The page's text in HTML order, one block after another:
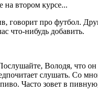
на втором курсе...
говорит про футбол.
что-нибудь добавить.
Володя, что он
слушать. Со
Часто зовет в